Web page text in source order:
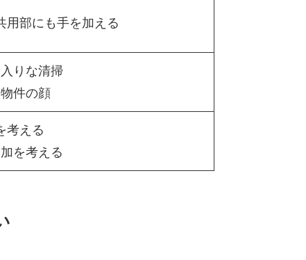
用部にも手を加える
りな清掃
件の顔
考える
を考える